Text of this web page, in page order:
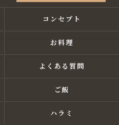
コンセプト
お料理
よくある質問
ご飯
ハラミ